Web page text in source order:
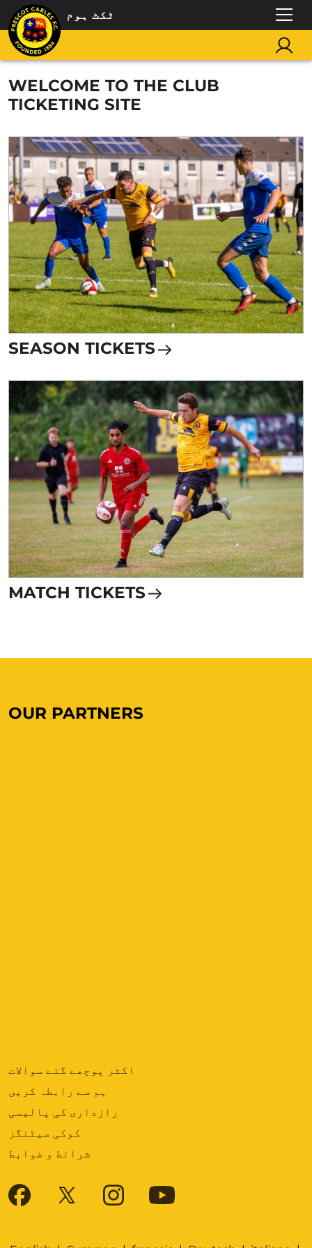
ٹکٹ ہوم
WELCOME TO THE CLUB
TICKETING SITE
SEASON TICKETS
MATCH TICKETS
اکثر پوچھے گئے سوالات
ہم سے رابطہ کریں
رازداری کی پالیسی
کوکی سیٹنگز
شرائط و ضوابط
OUR PARTNERS